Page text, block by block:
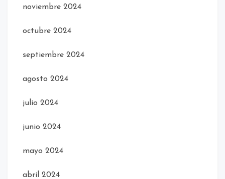
noviembre 2024
octubre 2024
septiembre 2024
agosto 2024
julio 2024
junio 2024
mayo 2024
abril 2024